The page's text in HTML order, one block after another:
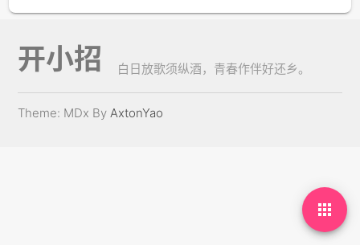

开小招 白日放歌须纵酒，青春作伴好还乡。
Theme: MDx ByAxtonYao